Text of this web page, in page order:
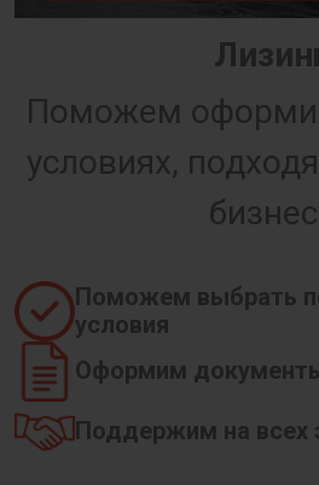
Поможем
условиях,
Поможем выбрать
условия
Оформим
Поддержим на всех